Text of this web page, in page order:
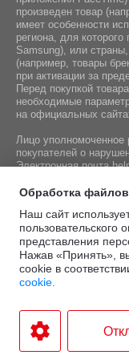
произведен товар
имеет особенности
региона, для
Samsung), или страны,
(например, товары
при активации за
Перед покупкой
необходимые
на официальных
Лицо уполномоченное
покупателей о
Электронная почта
Номер телефона
регистрации СООО
уполномоченных
+375 17 215-14-65
reCAPTCHA, а также
применяются
Разработка интернет-
Обработка
Наш сайт
пользовательского
представления
Нажав «Принять»,
cookie в
cookie.